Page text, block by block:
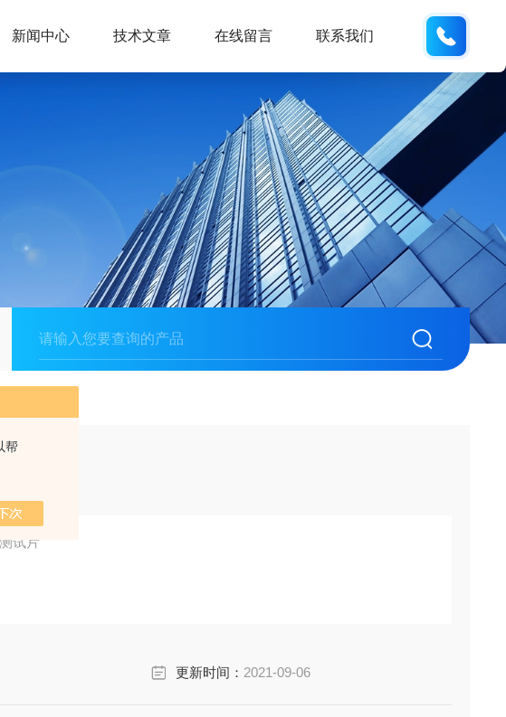
帮
新闻中心 技术文章 在线留言 联系我们
试片
更新时间： 2021-09-06